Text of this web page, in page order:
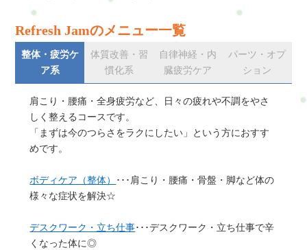
Refresh Jamのメニュー一覧
整体・疲労ケ
ア系
肩こり・腰痛・全身疲労など、日々の疲れや不調をやさ
しく整えるコースです。
「まずは今のつらさをラクにしたい」という方におすす
めです。
ボディケア（整体）
･･･肩こり・腰痛・骨盤・脚など体の
様々な症状を解決☆
デスクワーク・立ち仕事･･･デスクワーク・立ち仕事で辛
くなった体に◎
体質改善・習
慣化系
自律神経・内
臓疲労ケア
パーツ・オプ
ション